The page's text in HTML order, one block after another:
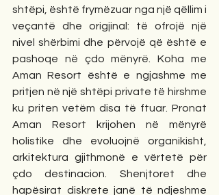
shtëpi, është frymëzuar nga një qëllim i
veçantë dhe origjinal: të ofrojë një
nivel shërbimi dhe përvojë që është e
pashoqe në çdo mënyrë. Koha me
Aman Resort është e ngjashme me
pritjen në një shtëpi private të hirshme
ku priten vetëm disa të ftuar. Pronat
Aman Resort krijohen në mënyrë
holistike dhe evoluojnë organikisht,
arkitektura gjithmonë e vërtetë për
çdo destinacion. Shenjtoret dhe
hapësirat diskrete janë të ndjeshme